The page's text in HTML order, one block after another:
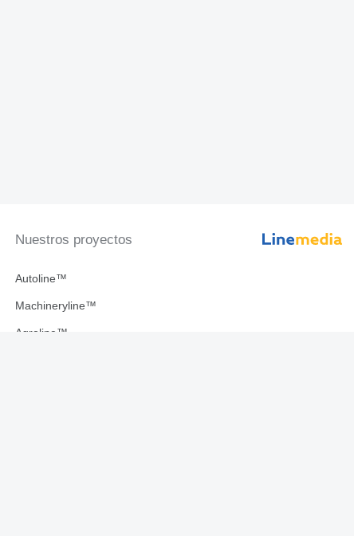
Nuestros proyectos
Autoline™
Machineryline™
Agroline™